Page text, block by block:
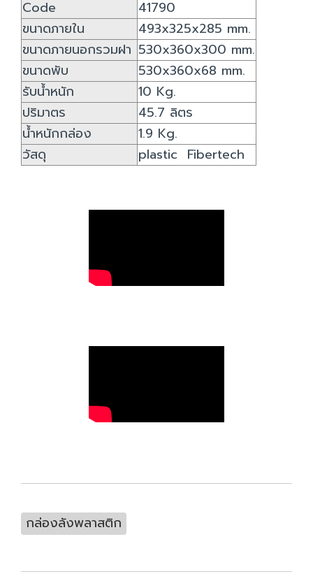
Code
41790
ขนาดภายใน
493x325x285 mm.
ขนาดภายนอกรวมฝา 530x360x300 mm.
ขนาดพับ
530x360x68 mm.
รับน้ำหนัก
10 Kg.
ปริมาตร
45.7 ลิตร
น้ำหนักกล่อง
1.9 Kg.
วัสดุ
plastic Fibertech
กล่องลังพลาสติก